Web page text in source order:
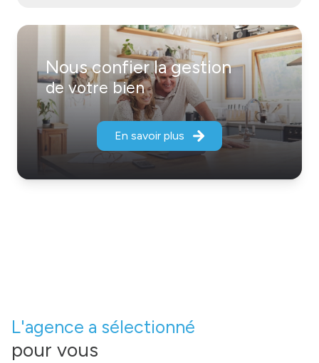
Nous confier la gestion
de votre bien
En savoir plus
L'agence a sélectionné
pour vous